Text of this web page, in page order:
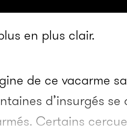
en plus clair.
de ce vacarme
d’insurgés se
Certains